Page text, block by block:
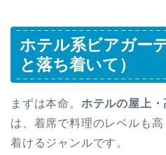
ホテル系ビアガー
と落ち着いて）
まずは本命。 ホテルの屋上
は、着席で料理のレベルも
着けるジャンルです。